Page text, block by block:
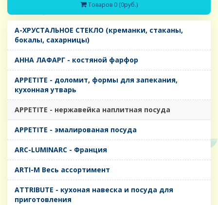
Товаров 0 (0руб.)
A-ХРУСТАЛЬНОЕ СТЕКЛО (креманки, стаканы,
бокалы, сахарницы)
AHHA ЛАФАРГ - костяной фарфор
APPETITE - доломит, формы для запекания,
кухонная утварь
APPETITE - нержавейка наплитная посуда
APPETITE - эмалированая посуда
ARC-LUMINARC - Франция
ARTI-M Весь ассортимент
ATTRIBUTE - кухоная навеска и посуда для
приготовления